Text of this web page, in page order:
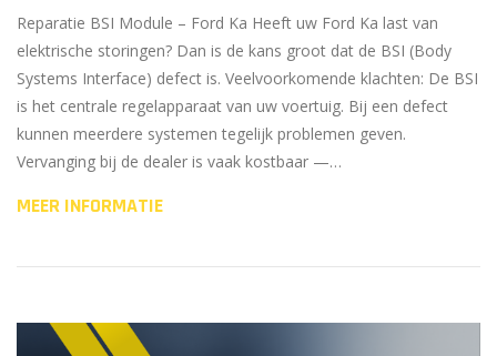
Reparatie BSI Module – Ford Ka Heeft uw Ford Ka last van
elektrische storingen? Dan is de kans groot dat de BSI (Body
Systems Interface) defect is. Veelvoorkomende klachten: De BSI
is het centrale regelapparaat van uw voertuig. Bij een defect
kunnen meerdere systemen tegelijk problemen geven.
Vervanging bij de dealer is vaak kostbaar —…
MEER INFORMATIE